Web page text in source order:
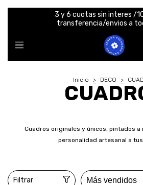
3 y 6 cuotas sin interes /
transferencia/envios a
Inicio > DECO >
Cuadros originales y únicos, pintados a
personalidad artesanal a
Filtrar